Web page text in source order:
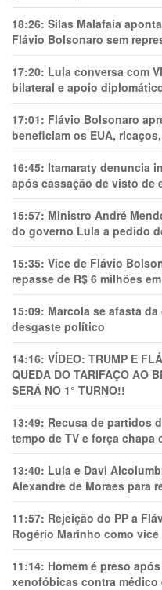
18:26: Silas Malafaia
Flávio Bolsonaro sem
17:20: Lula conversa com
bilateral e apoio
17:01: Flávio Bolsonaro
beneficiam os EUA,
16:45: Itamaraty denuncia
após cassação de visto de
15:57: Ministro André
do governo Lula a pedido
15:35: Vice de Flávio
repasse de R$ 6 milhões
15:09: Marcola se afasta
desgaste político
14:16: VÍDEO: TRUMP E
QUEDA DO TARIFAÇO AO
SERÁ NO 1° TURNO!!
13:49: Recusa de partidos
tempo de TV e força chapa
13:40: Lula e Davi
Alexandre de Moraes para
11:57: Rejeição do PP a
Rogério Marinho como vice
11:14: Homem é preso
xenofóbicas contra médico